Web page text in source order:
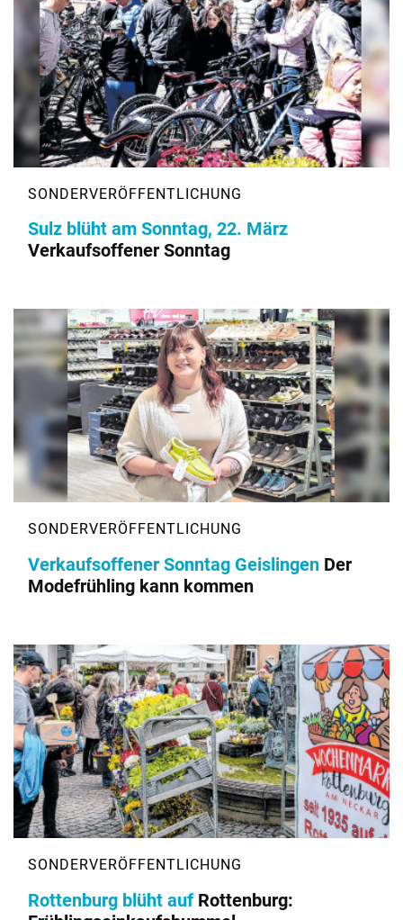
Sulz blüht am Sonntag, 22. März
Verkaufsoffener Sonntag
Verkaufsoffener Sonntag Geislingen Der
Modefrühling kann kommen
Rottenburg blüht auf Rottenburg: